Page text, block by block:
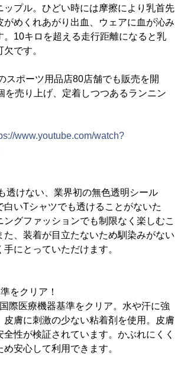
ップル。ひどい時には摩擦により乳首先
がめくれあがり出血、ウェアに血が沁み
。10キロを超える走行距離になると乳
です。
スポーツ用品店80店舗でも販売を開
を売り上げ、定着しつつあるランニン
www.youtube.com/watch?
透けない、業界初の無色透明シール
白いTシャツでも透けることがないた
ングファッションでも制限なく楽しむこ
た、装着が目立たないため馴染みがない
にとっていただけます。
をクリア！
際医療機器基準をクリア。水や汗に強
皮膚に刺激の少ない粘着剤を使用。皮膚
全性が検証されています。かぶれにくく
安心して利用できます。